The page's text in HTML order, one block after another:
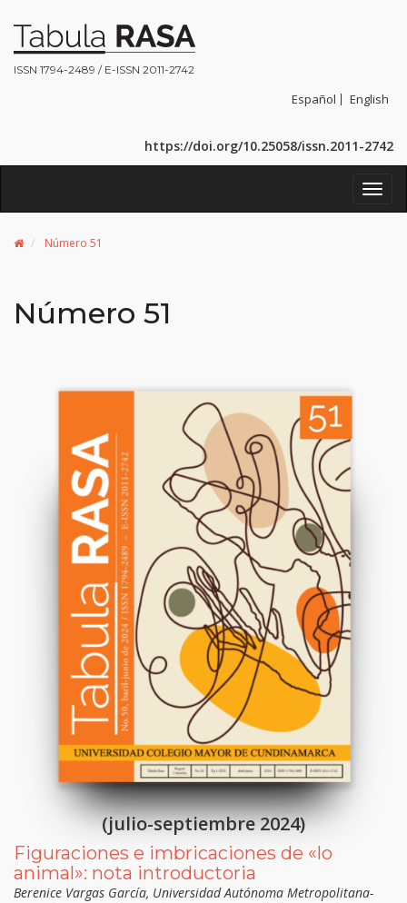
ISSN 1794-2489 / E-ISSN 2011-2742
Español English
https://doi.org/10.25058/issn.2011-2742
Número 51
Número 51
(julio-septiembre 2024)
Figuraciones e imbricaciones de «lo
animal»: nota introductoria
Berenice Vargas García, Universidad Autónoma Metropolitana-